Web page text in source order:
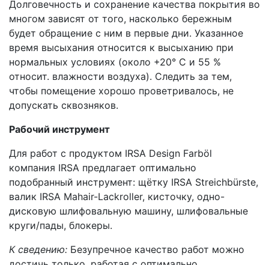
Долговечность и сохранение качества покрытия во
многом зависят от того, насколько бережным
будет обращение с ним в первые дни. Указанное
время высыхания относится к высыханию при
нормальных условиях (около +20° С и 55 %
относит. влажности воздуха). Следить за тем,
чтобы помещение хорошо проветривалось, не
допускать сквозняков.
Рабочий инструмент
Для работ с продуктом IRSA Design Farböl
компания IRSA предлагает оптимально
подобранный инструмент: щётку IRSA Streichbürste,
валик IRSA Mahair-Lackroller, кисточку, одно-
дисковую шлифовальную машину, шлифовальные
круги/пады, блокеры.
К сведению: Безупречное качество работ можно